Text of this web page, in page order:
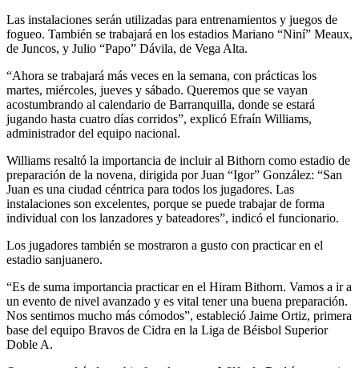
Las instalaciones serán utilizadas para entrenamientos y juegos de
fogueo. También se trabajará en los estadios Mariano “Niní” Meaux,
de Juncos, y Julio “Papo” Dávila, de Vega Alta.
“Ahora se trabajará más veces en la semana, con prácticas los
martes, miércoles, jueves y sábado. Queremos que se vayan
acostumbrando al calendario de Barranquilla, donde se estará
jugando hasta cuatro días corridos”, explicó Efraín Williams,
administrador del equipo nacional.
Williams resaltó la importancia de incluir al Bithorn como estadio de
preparación de la novena, dirigida por Juan “Igor” González: “San
Juan es una ciudad céntrica para todos los jugadores. Las
instalaciones son excelentes, porque se puede trabajar de forma
individual con los lanzadores y bateadores”, indicó el funcionario.
Los jugadores también se mostraron a gusto con practicar en el
estadio sanjuanero.
“Es de suma importancia practicar en el Hiram Bithorn. Vamos a ir a
un evento de nivel avanzado y es vital tener una buena preparación.
Nos sentimos mucho más cómodos”, estableció Jaime Ortiz, primera
base del equipo Bravos de Cidra en la Liga de Béisbol Superior
Doble A.